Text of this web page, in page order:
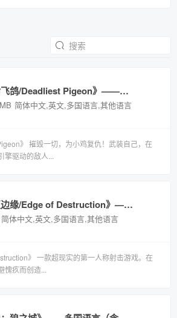
《夺命飞鸽/Deadliest Pigeon》——多国语言（含简体中文）免安装解压即玩版
简体中文,英文,多国语言,其他语言
》 摧毁一切，为小鸡复仇！武装自己，在
驱动的敌人...
《毁灭边缘/Edge of Destruction》——多国语言（含简体中文）免安装解压即玩版
简体中文,英文,多国语言,其他语言
》 一款超现实的第一人称射击游戏。在
疚而创造...